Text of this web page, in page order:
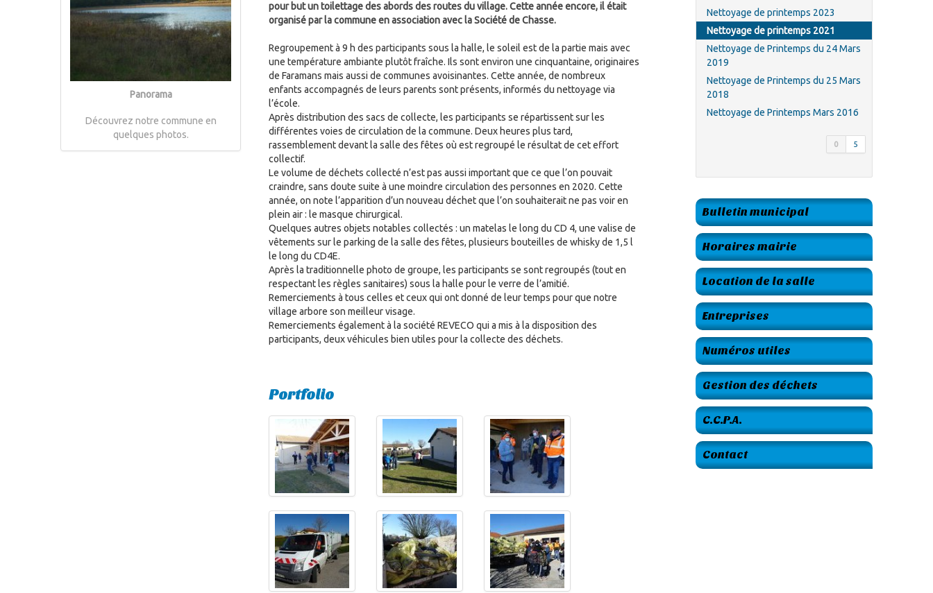
pour but un toilettage des abords des routes du village. Cette année encore, il était
organisé par la commune en association avec la Société de Chasse.
Regroupement à 9 h des participants sous la halle, le soleil est de la partie mais avec
une température ambiante plutôt fraîche. Ils sont environ une cinquantaine, originaires
de Faramans mais aussi de communes avoisinantes. Cette année, de nombreux
enfants accompagnés de leurs parents sont présents, informés du nettoyage via
l’école.
Après distribution des sacs de collecte, les participants se répartissent sur les
différentes voies de circulation de la commune. Deux heures plus tard,
rassemblement devant la salle des fêtes où est regroupé le résultat de cet effort
collectif.
Le volume de déchets collecté n’est pas aussi important que ce que l’on pouvait
craindre, sans doute suite à une moindre circulation des personnes en 2020. Cette
année, on note l’apparition d’un nouveau déchet que l’on souhaiterait ne pas voir en
plein air : le masque chirurgical.
Quelques autres objets notables collectés : un matelas le long du CD 4, une valise de
vêtements sur le parking de la salle des fêtes, plusieurs bouteilles de whisky de 1,5 l
le long du CD4E.
Après la traditionnelle photo de groupe, les participants se sont regroupés (tout en
respectant les règles sanitaires) sous la halle pour le verre de l’amitié.
Remerciements à tous celles et ceux qui ont donné de leur temps pour que notre
village arbore son meilleur visage.
Remerciements également à la société REVECO qui a mis à la disposition des
participants, deux véhicules bien utiles pour la collecte des déchets.
Portfolio
Nettoyage de printemps 2023
Nettoyage de printemps 2021
Nettoyage de Printemps du 24 Mars
2019
Nettoyage de Printemps du 25 Mars
2018
Nettoyage de Printemps Mars 2016
0 5
Bulletin municipal
Horaires mairie
Location de la salle
Entreprises
Numéros utiles
Gestion des déchets
C.C.P.A.
Contact
Panorama
Découvrez notre commune en
quelques photos.